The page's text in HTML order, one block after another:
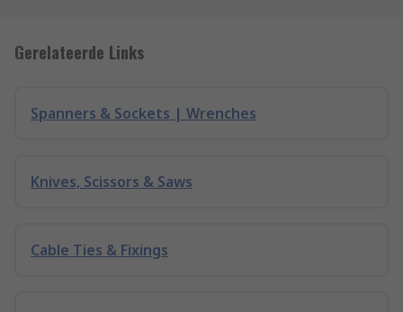
Gerelateerde Links
Spanners & Sockets | Wrenches
Knives, Scissors & Saws
Cable Ties & Fixings